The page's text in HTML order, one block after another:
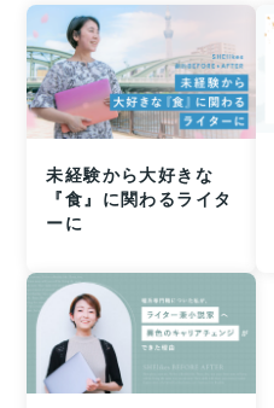
未経験から大好きな
『食』に関わるライタ
ーに